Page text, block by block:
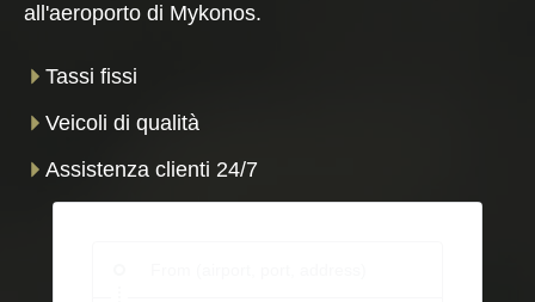
all'aeroporto di Mykonos.
Tassi fissi
Veicoli di qualità
Assistenza clienti 24/7